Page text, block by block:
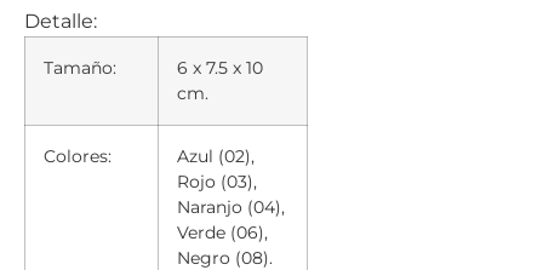
Detalle:
Tamaño:
6 x 7.5 x 10
cm.
Colores:
Azul (02),
Rojo (03),
Naranjo (04),
Verde (06),
Negro (08).